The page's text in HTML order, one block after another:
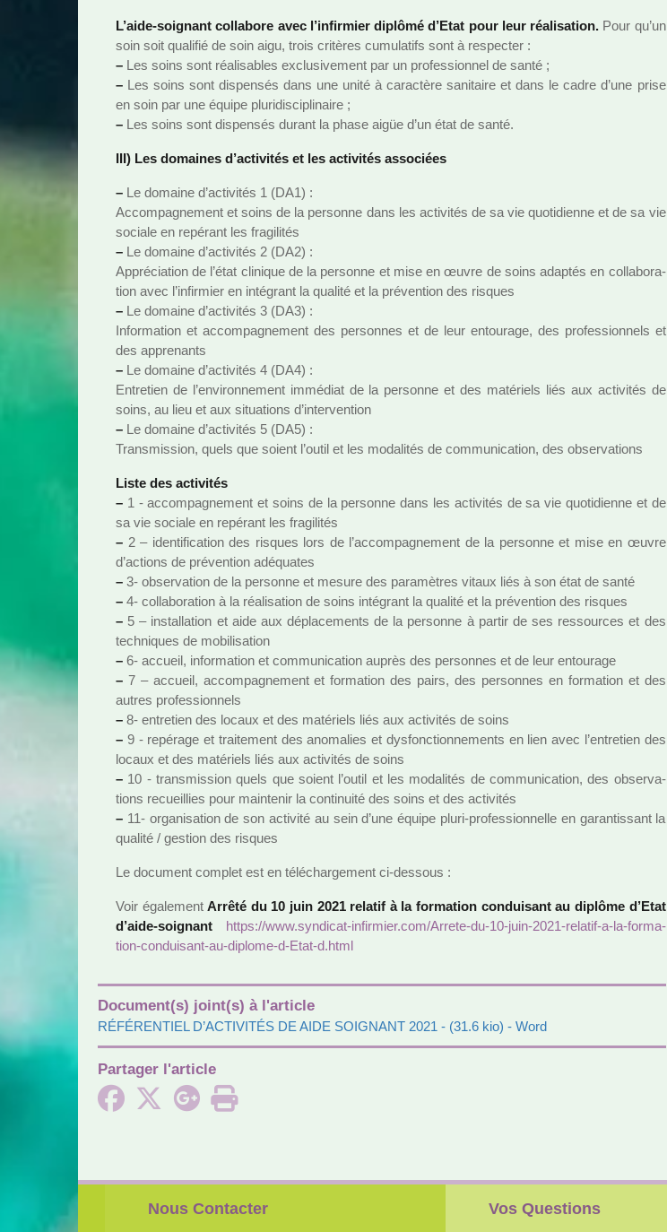
L’aide-soi­gnant col­la­bore avec l’infir­mier diplômé d’Etat pour leur réa­li­sa­tion. Pour qu’un
soin soit qua­li­fié de soin aigu, trois cri­tè­res cumu­la­tifs sont à res­pec­ter :
– Les soins sont réa­li­sa­bles exclu­si­ve­ment par un pro­fes­sion­nel de santé ;
– Les soins sont dis­pen­sés dans une unité à carac­tère sani­taire et dans le cadre d’une prise
en soin par une équipe plu­ri­dis­ci­pli­naire ;
– Les soins sont dis­pen­sés durant la phase aigüe d’un état de santé.
III) Les domai­nes d’acti­vi­tés et les acti­vi­tés asso­ciées
– Le domaine d’acti­vi­tés 1 (DA1) :
Accompagnement et soins de la per­sonne dans les acti­vi­tés de sa vie quo­ti­dienne et de sa vie
sociale en repé­rant les fra­gi­li­tés
– Le domaine d’acti­vi­tés 2 (DA2) :
Appréciation de l’état cli­ni­que de la per­sonne et mise en œuvre de soins adap­tés en col­la­bo­ra­
tion avec l’infir­mier en inté­grant la qua­lité et la pré­ven­tion des ris­ques
– Le domaine d’acti­vi­tés 3 (DA3) :
Information et accom­pa­gne­ment des per­son­nes et de leur entou­rage, des pro­fes­sion­nels et
des appre­nants
– Le domaine d’acti­vi­tés 4 (DA4) :
Entretien de l’envi­ron­ne­ment immé­diat de la per­sonne et des maté­riels liés aux acti­vi­tés de
soins, au lieu et aux situa­tions d’inter­ven­tion
– Le domaine d’acti­vi­tés 5 (DA5) :
Transmission, quels que soient l’outil et les moda­li­tés de com­mu­ni­ca­tion, des obser­va­tions
Liste des acti­vi­tés
– 1 - accom­pa­gne­ment et soins de la per­sonne dans les acti­vi­tés de sa vie quo­ti­dienne et de
sa vie sociale en repé­rant les fra­gi­li­tés
– 2 – iden­ti­fi­ca­tion des ris­ques lors de l’accom­pa­gne­ment de la per­sonne et mise en œuvre
d’actions de pré­ven­tion adé­qua­tes
– 3- obser­va­tion de la per­sonne et mesure des para­mè­tres vitaux liés à son état de santé
– 4- col­la­bo­ra­tion à la réa­li­sa­tion de soins inté­grant la qua­lité et la pré­ven­tion des ris­ques
– 5 – ins­tal­la­tion et aide aux dépla­ce­ments de la per­sonne à partir de ses res­sour­ces et des
tech­ni­ques de mobi­li­sa­tion
– 6- accueil, infor­ma­tion et com­mu­ni­ca­tion auprès des per­son­nes et de leur entou­rage
– 7 – accueil, accom­pa­gne­ment et for­ma­tion des pairs, des per­son­nes en for­ma­tion et des
autres pro­fes­sion­nels
– 8- entre­tien des locaux et des maté­riels liés aux acti­vi­tés de soins
– 9 - repé­rage et trai­te­ment des ano­ma­lies et dys­fonc­tion­ne­ments en lien avec l’entre­tien des
locaux et des maté­riels liés aux acti­vi­tés de soins
– 10 - trans­mis­sion quels que soient l’outil et les moda­li­tés de com­mu­ni­ca­tion, des obser­va­
tions recueillies pour main­te­nir la conti­nuité des soins et des acti­vi­tés
– 11- orga­ni­sa­tion de son acti­vité au sein d’une équipe pluri-pro­fes­sion­nelle en garan­tis­sant la
qua­lité / ges­tion des ris­ques
Le docu­ment com­plet est en télé­char­ge­ment ci-des­sous :
Voir égalementArrêté du 10 juin 2021 rela­­tif à la for­­ma­­tion condui­­sant au diplôme d’Etat
d’aide-soi­­gnant
https://www.syn­di­cat-infir­mier.com/Arrete-du-10-juin-2021-rela­tif-a-la-for­ma­
tion-condui­sant-au-diplome-d-Etat-d.html
Document(s) joint(s) à l'article
RÉFÉRENTIEL D’ACTIVITÉS DE AIDE SOIGNANT 2021 - (31.6 kio) - Word
Partager l'article
Nous Contacter Vos Questions